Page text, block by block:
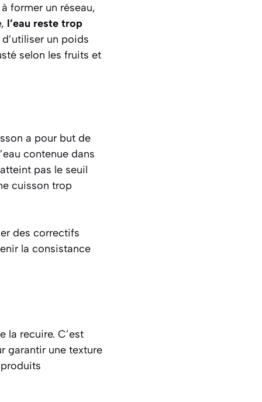
former un réseau,
l’eau reste trop
un poids
selon les fruits et
a pour but de
contenue dans
pas le seuil
cuisson trop
des correctifs
la consistance
la recuire. C’est
garantir une texture